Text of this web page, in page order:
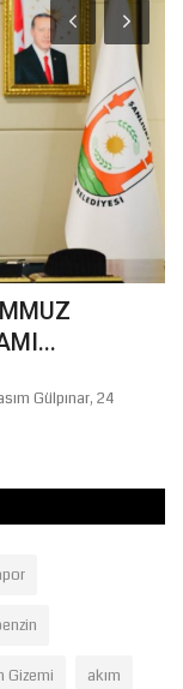
TADACAKTIR
Gizemi akım